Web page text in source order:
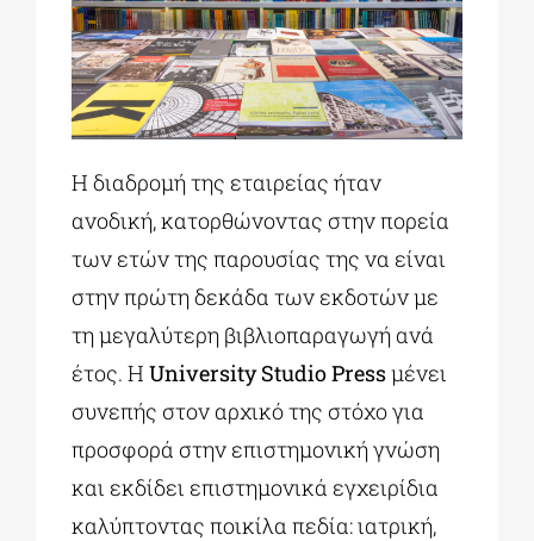
Η διαδρομή της εταιρείας ήταν
ανοδική, κατορθώνοντας στην πορεία
των ετών της παρουσίας της να είναι
στην πρώτη δεκάδα των εκδοτών με
τη μεγαλύτερη βιβλιοπαραγωγή ανά
έτος. Η University Studio Pressμένει
συνεπής στον αρχικό της στόχο για
προσφορά στην επιστημονική γνώση
και εκδίδει επιστημονικά εγχειρίδια
καλύπτοντας ποικίλα πεδία: ιατρική,